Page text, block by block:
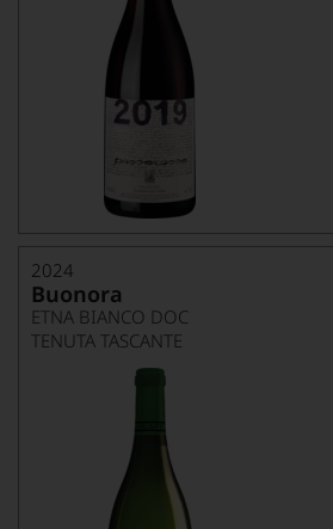
2024
Buonora
ETNA BIANCO DOC
TENUTA TASCANTE